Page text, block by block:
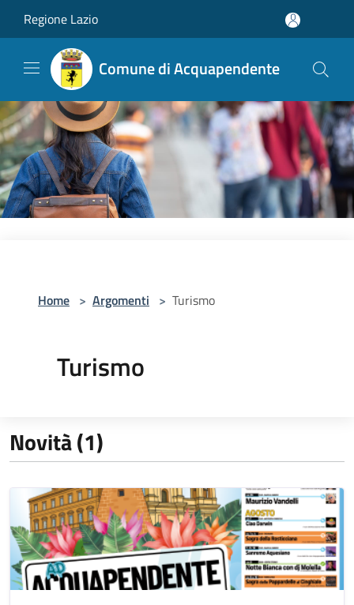
Regione Lazio
Comune di Acquapendente
Home > Argomenti > Turismo
Turismo
Novità (1)